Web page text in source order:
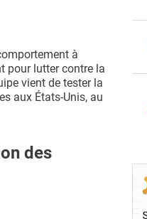
à
pour lutter contre la
vient de tester la
aux États-Unis, au
des